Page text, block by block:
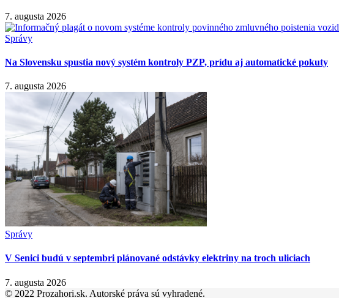
7. augusta 2026
Správy
Na Slovensku spustia nový systém kontroly PZP, prídu aj automatické pokuty
7. augusta 2026
Správy
V Senici budú v septembri plánované odstávky elektriny na troch uliciach
7. augusta 2026
© 2022 Prozahori.sk. Autorské práva sú vyhradené.